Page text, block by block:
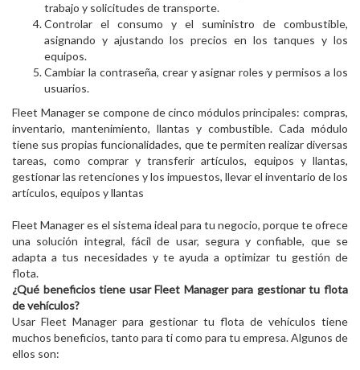
trabajo y solicitudes de transporte.
Controlar el consumo y el suministro de combustible,
asignando y ajustando los precios en los tanques y los
equipos.
Cambiar la contraseña, crear y asignar roles y permisos a los
usuarios.
Fleet Manager se compone de cinco módulos principales: compras,
inventario, mantenimiento, llantas y combustible. Cada módulo
tiene sus propias funcionalidades, que te permiten realizar diversas
tareas, como comprar y transferir artículos, equipos y llantas,
gestionar las retenciones y los impuestos, llevar el inventario de los
artículos, equipos y llantas
Fleet Manager es el sistema ideal para tu negocio, porque te ofrece
una solución integral, fácil de usar, segura y confiable, que se
adapta a tus necesidades y te ayuda a optimizar tu gestión de
flota.
¿Qué beneficios tiene usar Fleet Manager para gestionar tu flota
de vehículos?
Usar Fleet Manager para gestionar tu flota de vehículos tiene
muchos beneficios, tanto para ti como para tu empresa. Algunos de
ellos son: